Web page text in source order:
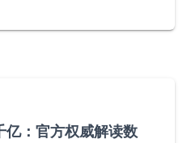
亿：官方权威解读数